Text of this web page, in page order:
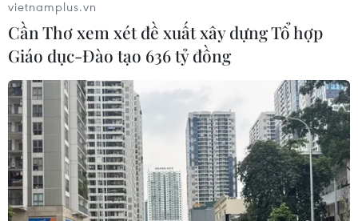
vietnamplus.vn
Cần Thơ xem xét đề xuất xây dựng Tổ hợp
Giáo dục-Đào tạo 636 tỷ đồng